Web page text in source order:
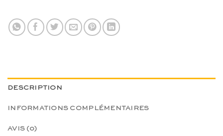
DESCRIPTION
INFORMATIONS COMPLÉMENTAIRES
AVIS (0)